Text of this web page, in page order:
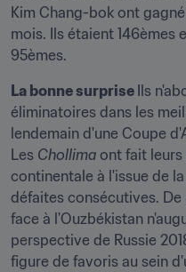
Kim Chang-bok ont
mois. Ils étaient 146èmes
95èmes.
La bonne surprise Ils
éliminatoires dans les
lendemain d'une Coupe
Les Chollima ont fait
continentale à l'issue de
défaites consécutives. De
face à l'Ouzbékistan
perspective de Russie
figure de favoris au sein